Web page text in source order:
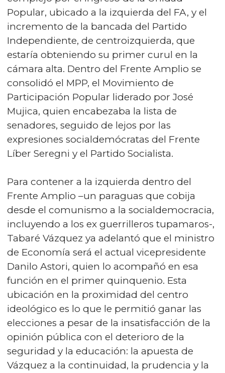
Popular, ubicado a la izquierda del FA, y el
incremento de la bancada del Partido
Independiente, de centroizquierda, que
estaría obteniendo su primer curul en la
cámara alta. Dentro del Frente Amplio se
consolidó el MPP, el Movimiento de
Participación Popular liderado por José
Mujica, quien encabezaba la lista de
senadores, seguido de lejos por las
expresiones socialdemócratas del Frente
Líber Seregni y el Partido Socialista.
Para contener a la izquierda dentro del
Frente Amplio –un paraguas que cobija
desde el comunismo a la socialdemocracia,
incluyendo a los ex guerrilleros tupamaros-,
Tabaré Vázquez ya adelantó que el ministro
de Economía será el actual vicepresidente
Danilo Astori, quien lo acompañó en esa
función en el primer quinquenio. Esta
ubicación en la proximidad del centro
ideológico es lo que le permitió ganar las
elecciones a pesar de la insatisfacción de la
opinión pública con el deterioro de la
seguridad y la educación: la apuesta de
Vázquez a la continuidad, la prudencia y la